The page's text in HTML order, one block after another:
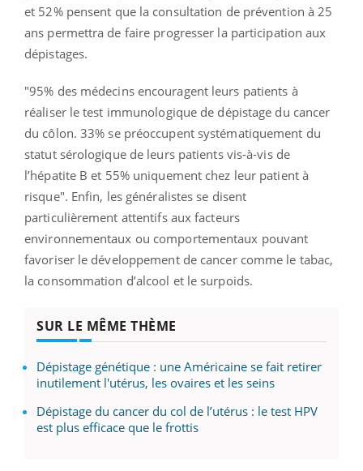
et 52% pensent que la consultation de prévention à 25
ans permettra de faire progresser la participation aux
dépistages.
"95% des médecins encouragent leurs patients à
réaliser le test immunologique de dépistage du cancer
du côlon. 33% se préoccupent systématiquement du
statut sérologique de leurs patients vis-à-vis de
l’hépatite B et 55% uniquement chez leur patient à
risque". Enfin, les généralistes se disent
particulièrement attentifs aux facteurs
environnementaux ou comportementaux pouvant
favoriser le développement de cancer comme le tabac,
la consommation d’alcool et le surpoids.
SUR LE MÊME THÈME
Dépistage génétique : une Américaine se fait retirer
inutilement l'utérus, les ovaires et les seins
Dépistage du cancer du col de l’utérus : le test HPV
est plus efficace que le frottis